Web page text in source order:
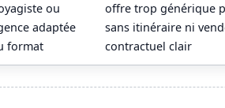
ou
adaptée
format
offre trop générique
sans itinéraire ni
contractuel clair